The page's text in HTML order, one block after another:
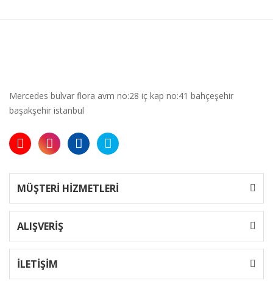
Mercedes bulvar flora avm no:28 iç kap no:41 bahçeşehir
başakşehir istanbul
MÜŞTERİ HİZMETLERİ
ALIŞVERİŞ
İLETİŞİM